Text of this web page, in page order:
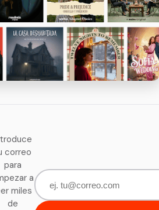
correo
para
a
miles
de